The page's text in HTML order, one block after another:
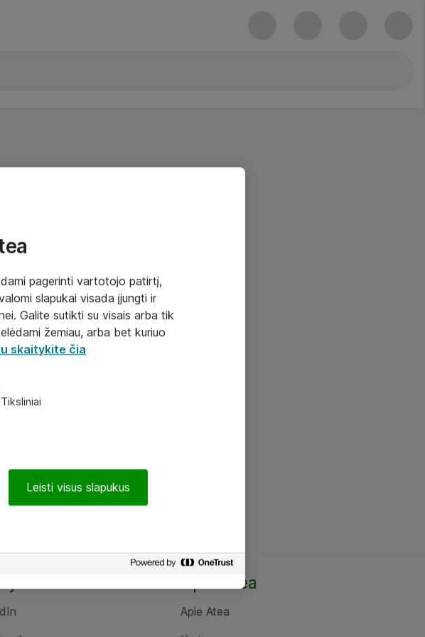
Apie Atea
Apie Atea
pagerinti vartotojo patirtį,
slapukai visada įjungti ir
Galite sutikti su visais arba tik
žemiau, arba bet kuriuo
skaitykite čia
Tiksliniai
Leisti visus slapukus